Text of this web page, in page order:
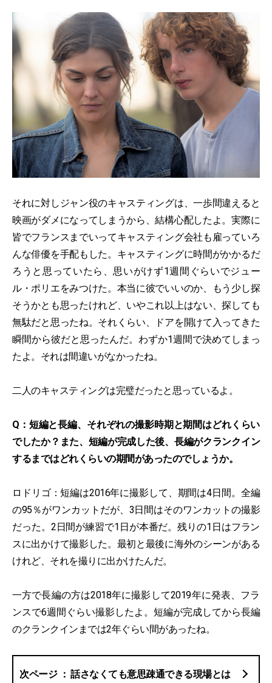
それに対しジャン役のキャスティングは、一歩間違えると
映画がダメになってしまうから、結構心配したよ。実際に
皆でフランスまでいってキャスティング会社も雇っていろ
んな俳優を手配もした。キャスティングに時間がかかるだ
ろうと思っていたら、思いがけず1週間ぐらいでジュー
ル・ポリエをみつけた。本当に彼でいいのか、もう少し探
そうかとも思ったけれど、いやこれ以上はない、探しても
無駄だと思ったね。それくらい、ドアを開けて入ってきた
瞬間から彼だと思ったんだ。わずか1週間で決めてしまっ
たよ。それは間違いがなかったね。
二人のキャスティングは完璧だったと思っているよ。
Q：短編と長編、それぞれの撮影時期と期間はどれくらい
でしたか？また、短編が完成した後、長編がクランクイン
するまではどれくらいの期間があったのでしょうか。
ロドリゴ：短編は2016年に撮影して、期間は4日間。全編
の95％がワンカットだが、3日間はそのワンカットの撮影
だった。2日間が練習で1日が本番だ。残りの1日はフラン
スに出かけて撮影した。最初と最後に海外のシーンがある
けれど、それを撮りに出かけたんだ。
一方で長編の方は2018年に撮影して2019年に発表、フラ
ンスで6週間ぐらい撮影したよ。短編が完成してから長編
のクランクインまでは2年ぐらい間があったね。
話さなくても意思疎通できる現場とは